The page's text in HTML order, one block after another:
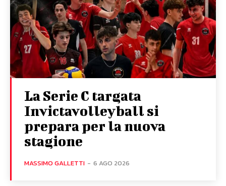
La Serie C targata
Invictavolleyball si
prepara per la nuova
stagione
MASSIMO GALLETTI - 6 AGO 2026